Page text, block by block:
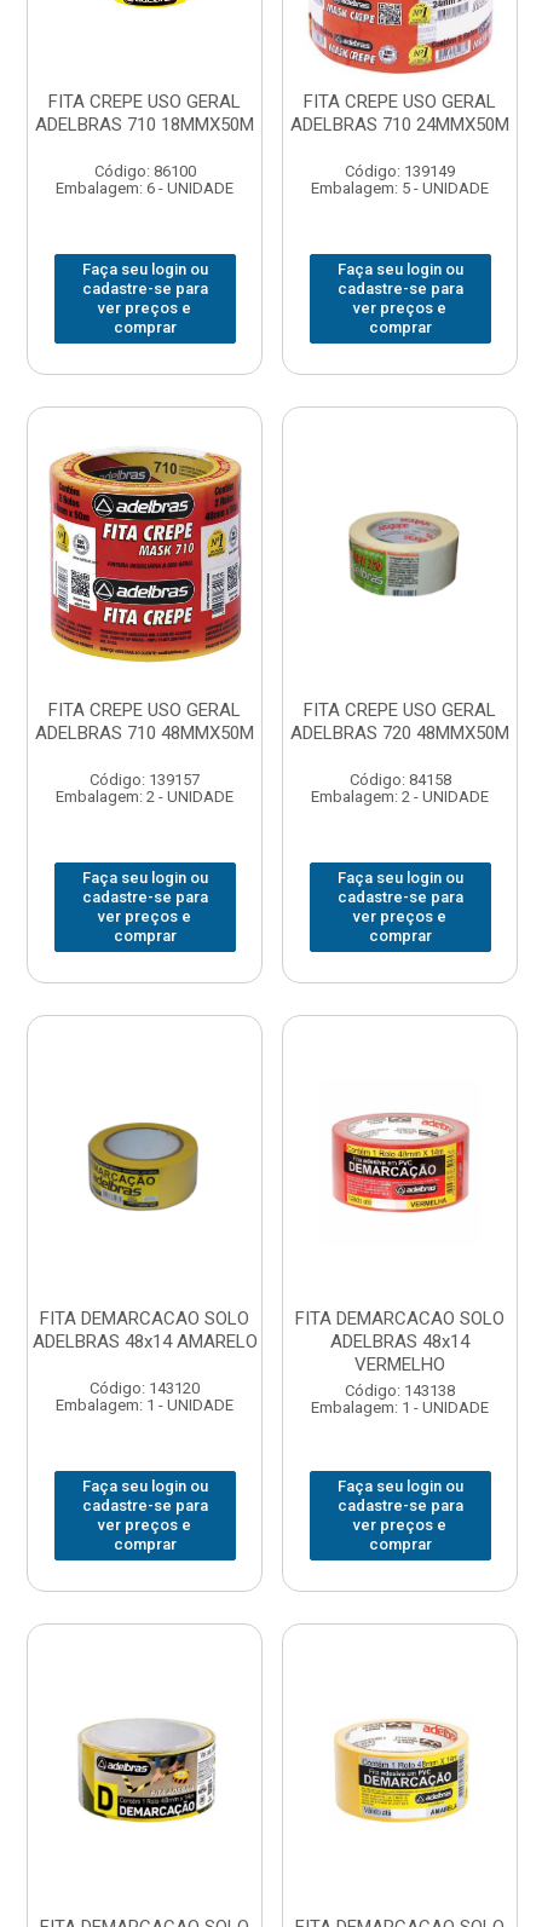
FITA CREPE USO GERAL
ADELBRAS 710 18MMX50M
Código: 86100
Embalagem: 6 - UNIDADE
Faça seu login ou
cadastre-se para
ver preços e
comprar
FITA CREPE USO GERAL
ADELBRAS 710 24MMX50M
Código: 139149
Embalagem: 5 - UNIDADE
Faça seu login ou
cadastre-se para
ver preços e
comprar
FITA CREPE USO GERAL
ADELBRAS 710 48MMX50M
Código: 139157
Embalagem: 2 - UNIDADE
Faça seu login ou
cadastre-se para
ver preços e
comprar
FITA CREPE USO GERAL
ADELBRAS 720 48MMX50M
Código: 84158
Embalagem: 2 - UNIDADE
Faça seu login ou
cadastre-se para
ver preços e
comprar
FITA DEMARCACAO SOLO
ADELBRAS 48x14 AMARELO
Código: 143120
Embalagem: 1 - UNIDADE
Faça seu login ou
cadastre-se para
ver preços e
comprar
FITA DEMARCACAO SOLO
ADELBRAS 48x14
VERMELHO
Código: 143138
Embalagem: 1 - UNIDADE
Faça seu login ou
cadastre-se para
ver preços e
comprar